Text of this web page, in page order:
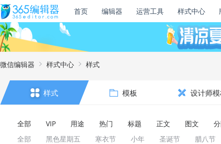
首页 编辑器 运营工具 样式中心
微信编辑器 样式中心 样式
样式 模板 设计师
全部 VIP 用途 热门 标题 正文 图文
全部
黑色星期五 寒衣节 小年 圣诞节
腊八节